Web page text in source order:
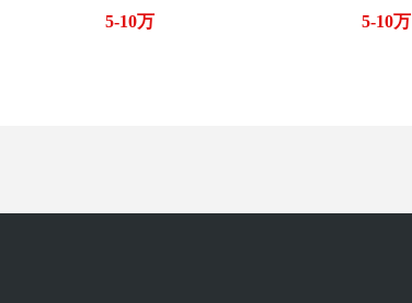
5-10万
5-10万